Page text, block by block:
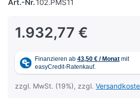
Art.-Nr.102.PMS11
1.932,77 €
zzgl. MwSt. (19%), zzgl.